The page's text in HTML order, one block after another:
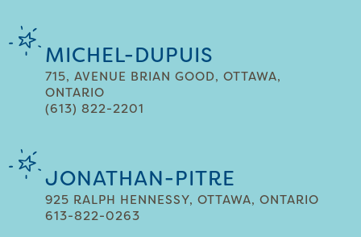
MICHEL-DUPUIS
715, AVENUE BRIAN GOOD, OTTAWA,
ONTARIO
(613) 822-2201
JONATHAN-PITRE
925 RALPH HENNESSY, OTTAWA, ONTARIO
613-822-0263